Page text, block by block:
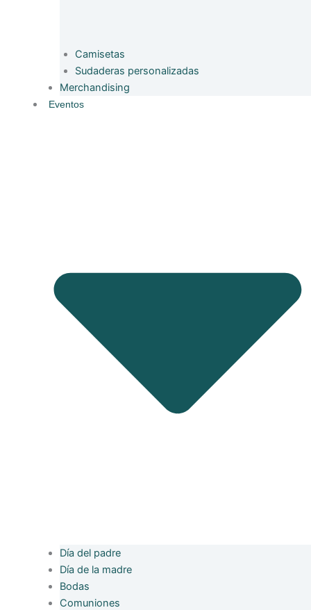
Camisetas
Sudaderas personalizadas
Merchandising
Eventos
Día del padre
Día de la madre
Bodas
Comuniones